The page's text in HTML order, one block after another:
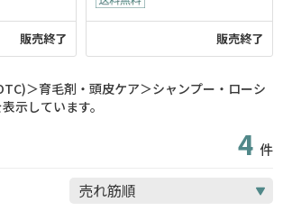
販売終了 販売終了
＞育毛剤・頭皮ケア＞シャンプー・ローシ
示しています。
4 件